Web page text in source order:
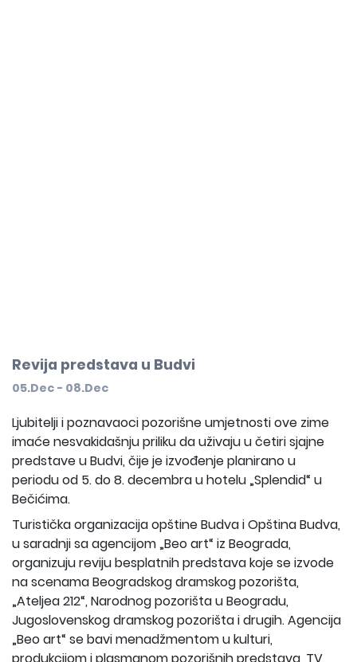
Revija predstava u Budvi
05.Dec - 08.Dec
Ljubitelji i poznavaoci pozorišne umjetnosti ove zime
imaće nesvakidašnju priliku da uživaju u četiri sjajne
predstave u Budvi, čije je izvođenje planirano u
periodu od 5. do 8. decembra u hotelu „Splendid“ u
Bečićima.
Turistička organizacija opštine Budva i Opština Budva,
u saradnji sa agencijom „Beo art“ iz Beograda,
organizuju reviju besplatnih predstava koje se izvode
na scenama Beogradskog dramskog pozorišta,
„Ateljea 212“, Narodnog pozorišta u Beogradu,
Jugoslovenskog dramskog pozorišta i drugih. Agencija
„Beo art“ se bavi menadžmentom u kulturi,